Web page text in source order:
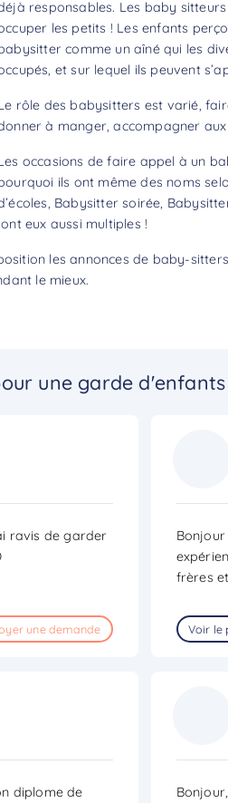
responsables. Les baby
les petits ! Les enfants
comme un aîné qui les
et sur lequel ils peuvent
rôle des babysitters est varié,
à manger, accompagner
occasions de faire appel à un
ils ont même des noms
Babysitter soirée,
eux aussi multiples !
les annonces de baby-
le mieux.
une garde d'enfants
ravis de garder
une demande
Bonjour
frères
Voir le
diplome de